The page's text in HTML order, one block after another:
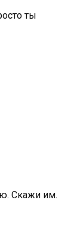
ты
Скажи им.